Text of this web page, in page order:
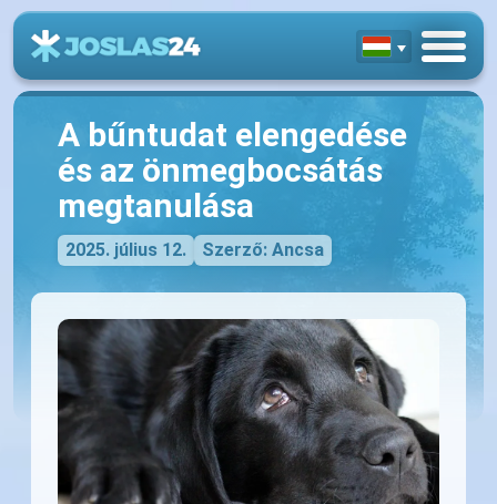
A bűntudat elengedése
és az önmegbocsátás
megtanulása
2025. július 12. Szerző: Ancsa